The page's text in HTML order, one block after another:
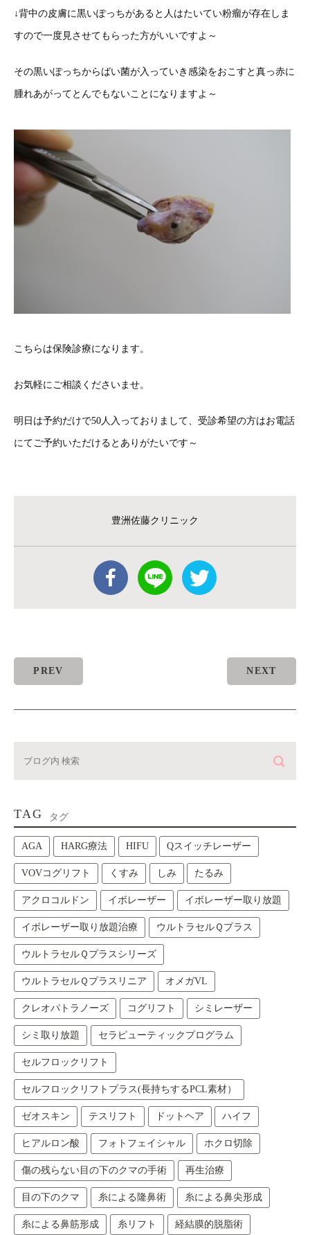
↓背中の皮膚に黒いぽっちがあると人はたいてい粉瘤が存在しま
すので一度見させてもらった方がいいですよ～
その黒いぽっちからばい菌が入っていき感染をおこすと真っ赤に
腫れあがってとんでもないことになりますよ～
こちらは保険診療になります。
お気軽にご相談くださいませ。
明日は予約だけで50人入っておりまして、受診希望の方はお電話
にてご予約いただけるとありがたいです～
豊洲佐藤クリニック
PREV NEXT
TAG タグ
AGA HARG療法 HIFU Qスイッチレーザー
VOVコグリフト くすみ しみ たるみ
アクロコルドン イボレーザー イボレーザー取り放題
イボレーザー取り放題治療 ウルトラセルＱプラス
ウルトラセルＱプラスシリーズ
ウルトラセルＱプラスリニア オメガVL
クレオパトラノーズ コグリフト シミレーザー
シミ取り放題 セラピューティックプログラム
セルフロックリフト
セルフロックリフトプラス(長持ちするPCL素材）
ゼオスキン テスリフト ドットヘア ハイフ
ヒアルロン酸 フォトフェイシャル ホクロ切除
傷の残らない目の下のクマの手術 再生治療
目の下のクマ 糸による隆鼻術 糸による鼻尖形成
糸による鼻筋形成 糸リフト 経結膜的脱脂術